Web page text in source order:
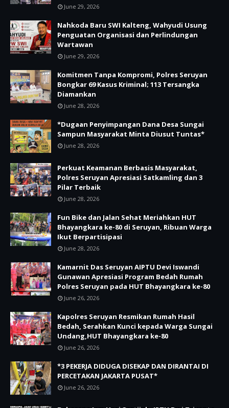
June 29, 2026
Nahkoda Baru SWI Kalteng, Wahyudi Usung
Penguatan Organisasi dan Perlindungan
Wartawan
June 29, 2026
Komitmen Tanpa Kompromi, Polres Seruyan
Bongkar 69 Kasus Kriminal; 113 Tersangka
Diamankan
June 28, 2026
*Dugaan Penyimpangan Dana Desa Sungai
Sampun Masyarakat Minta Diusut Tuntas*
June 28, 2026
Perkuat Keamanan Berbasis Masyarakat,
Polres Seruyan Apresiasi Satkamling dan 3
Pilar Terbaik
June 28, 2026
Fun Bike dan Jalan Sehat Meriahkan HUT
Bhayangkara ke-80 di Seruyan, Ribuan Warga
Ikut Berpartisipasi
June 28, 2026
Kamarnit Das Seruyan AIPTU Devi Iswandi
Gunawan Apresiasi Program Bedah Rumah
Polres Seruyan pada HUT Bhayangkara ke-80
June 26, 2026
Kapolres Seruyan Resmikan Rumah Hasil
Bedah, Serahkan Kunci kepada Warga Sungai
Undang,HUT Bhayangkara ke-80
June 26, 2026
*3 PEKERJA DIDUGA DISEKAP DAN DIRANTAI DI
PERCETAKAN JAKARTA PUSAT*
June 26, 2026